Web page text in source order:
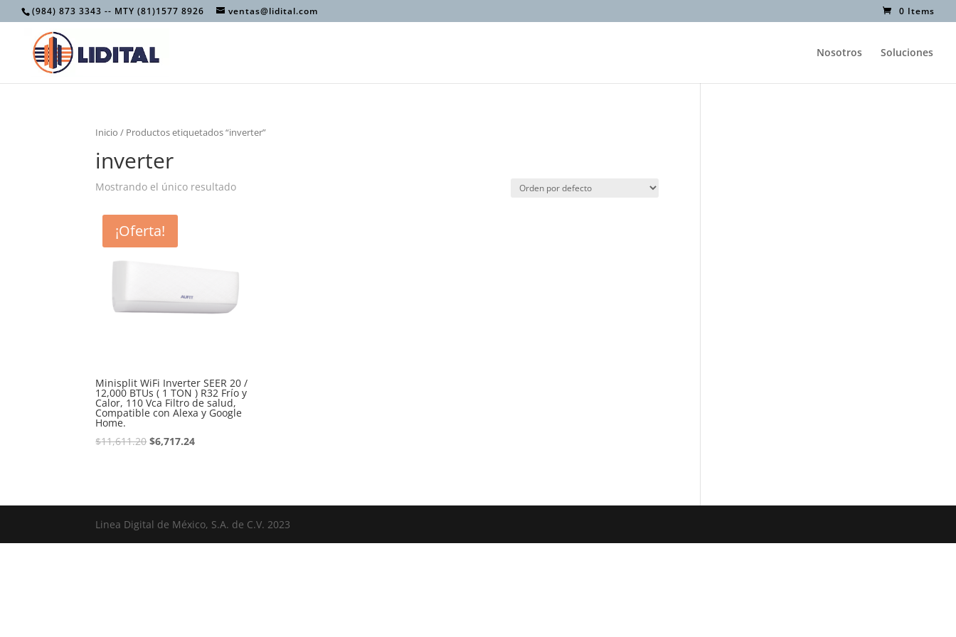
(984) 873 3343 -- MTY (81)1577 8926 ventas@lidital.com 0 Items
Nosotros Soluciones
Inicio / Productos etiquetados “inverter”
inverter
Mostrando el único resultado
¡Oferta!
Minisplit WiFi Inverter SEER 20 /
12,000 BTUs ( 1 TON ) R32 Frío y
Calor, 110 Vca Filtro de salud,
Compatible con Alexa y Google
Home.
$11,611.20 $6,717.24
Linea Digital de México, S.A. de C.V. 2023